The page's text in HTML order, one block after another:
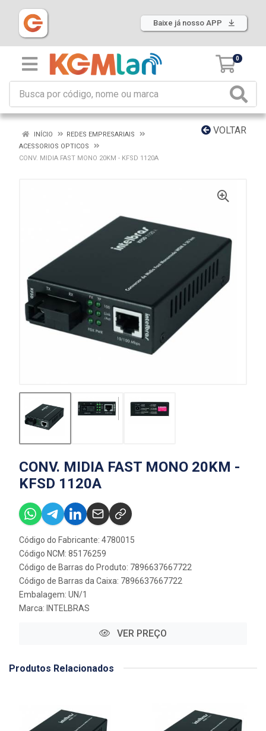
Baixe já nosso APP
0
VOLTAR
INÍCIO
REDES EMPRESARIAIS
ACESSORIOS OPTICOS
CONV. MIDIA FAST MONO 20KM - KFSD 1120A
CONV. MIDIA FAST MONO 20KM -
KFSD 1120A
Código do Fabricante: 4780015
Código NCM: 85176259
Código de Barras do Produto: 7896637667722
Código de Barras da Caixa: 7896637667722
Embalagem: UN/1
Marca: INTELBRAS
VER PREÇO
Produtos Relacionados